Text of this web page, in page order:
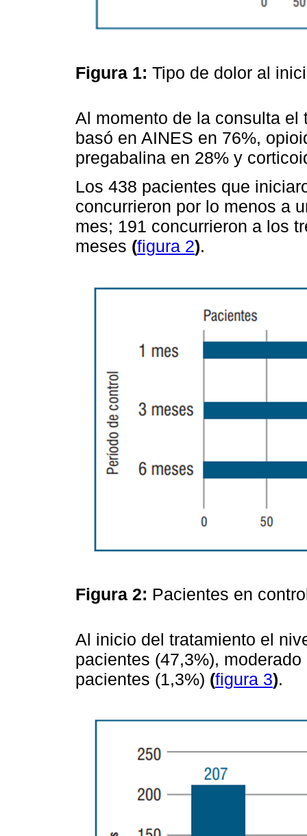
Figura 1: Tipo de dolor al
Al momento de la consulta el
basó en AINES en 76%,
pregabalina en 28% y
Los 438 pacientes que
concurrieron por lo menos a
mes; 191 concurrieron a los
meses (figura 2).
Figura 2: Pacientes en
Al inicio del tratamiento el
pacientes (47,3%),
pacientes (1,3%) (figura 3).